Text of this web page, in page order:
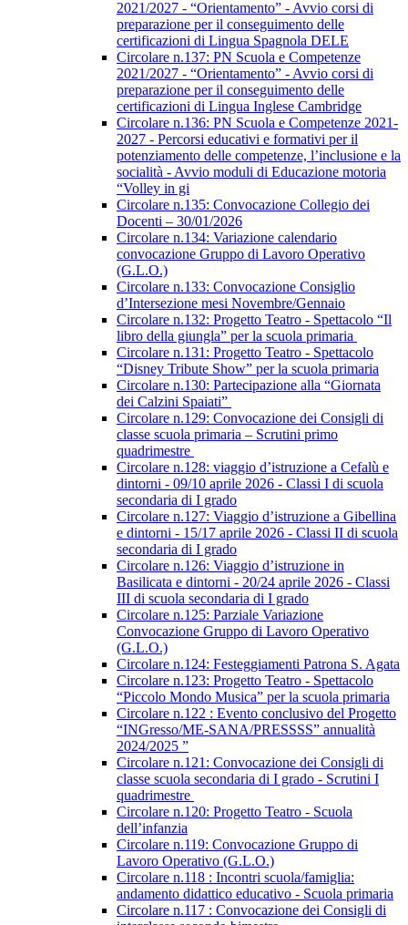
2021/2027 - “Orientamento” - Avvio corsi di
preparazione per il conseguimento delle
certificazioni di Lingua Spagnola DELE
Circolare n.137: PN Scuola e Competenze
2021/2027 - “Orientamento” - Avvio corsi di
preparazione per il conseguimento delle
certificazioni di Lingua Inglese Cambridge
Circolare n.136: PN Scuola e Competenze 2021-
2027 - Percorsi educativi e formativi per il
potenziamento delle competenze, l’inclusione e la
socialità - Avvio moduli di Educazione motoria
“Volley in gi
Circolare n.135: Convocazione Collegio dei
Docenti – 30/01/2026
Circolare n.134: Variazione calendario
convocazione Gruppo di Lavoro Operativo
(G.L.O.)
Circolare n.133: Convocazione Consiglio
d’Intersezione mesi Novembre/Gennaio
Circolare n.132: Progetto Teatro - Spettacolo “Il
libro della giungla” per la scuola primaria
Circolare n.131: Progetto Teatro - Spettacolo
“Disney Tribute Show” per la scuola primaria
Circolare n.130: Partecipazione alla “Giornata
dei Calzini Spaiati”
Circolare n.129: Convocazione dei Consigli di
classe scuola primaria – Scrutini primo
quadrimestre
Circolare n.128: viaggio d’istruzione a Cefalù e
dintorni - 09/10 aprile 2026 - Classi I di scuola
secondaria di I grado
Circolare n.127: Viaggio d’istruzione a Gibellina
e dintorni - 15/17 aprile 2026 - Classi II di scuola
secondaria di I grado
Circolare n.126: Viaggio d’istruzione in
Basilicata e dintorni - 20/24 aprile 2026 - Classi
III di scuola secondaria di I grado
Circolare n.125: Parziale Variazione
Convocazione Gruppo di Lavoro Operativo
(G.L.O.)
Circolare n.124: Festeggiamenti Patrona S. Agata
Circolare n.123: Progetto Teatro - Spettacolo
“Piccolo Mondo Musica” per la scuola primaria
Circolare n.122 : Evento conclusivo del Progetto
“INGresso/ME-SANA/PRESSSS” annualità
2024/2025 ”
Circolare n.121: Convocazione dei Consigli di
classe scuola secondaria di I grado - Scrutini I
quadrimestre
Circolare n.120: Progetto Teatro - Scuola
dell’infanzia
Circolare n.119: Convocazione Gruppo di
Lavoro Operativo (G.L.O.)
Circolare n.118 : Incontri scuola/famiglia:
andamento didattico educativo - Scuola primaria
Circolare n.117 : Convocazione dei Consigli di